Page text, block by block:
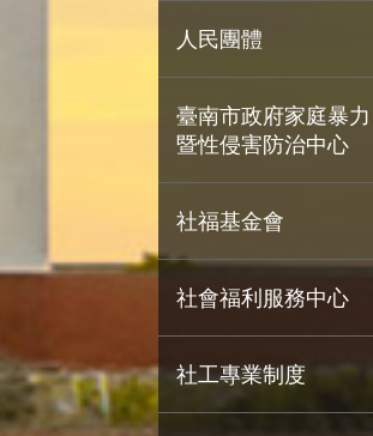
人民團體
臺南市政府家庭暴力
暨性侵害防治中心
社福基金會
社會福利服務中心
社工專業制度